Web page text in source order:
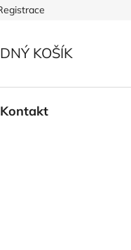
KOŠÍK
Kontakt